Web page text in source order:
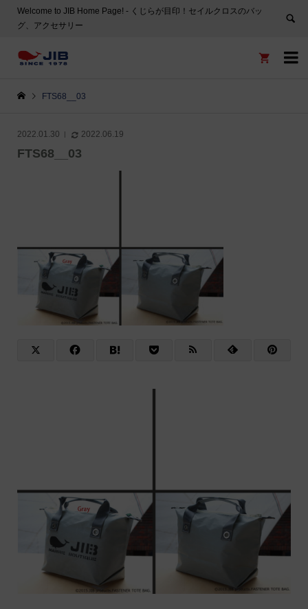
Welcome to JIB Home Page! ‐ くじらが目印！セイルクロスのバッ
グ、アクセサリー


FTS68__03
2022.01.30 2022.06.19
FTS68__03